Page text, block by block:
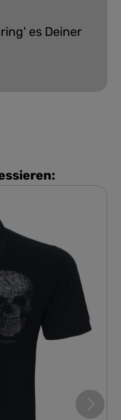
es Deiner